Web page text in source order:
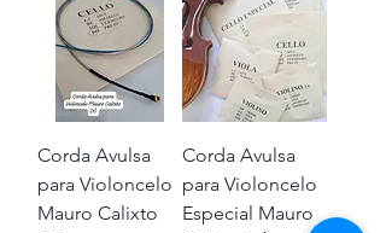
Corda Avulsa
para Violoncelo
Mauro Calixto
Corda Avulsa
para Violoncelo
Especial Mauro